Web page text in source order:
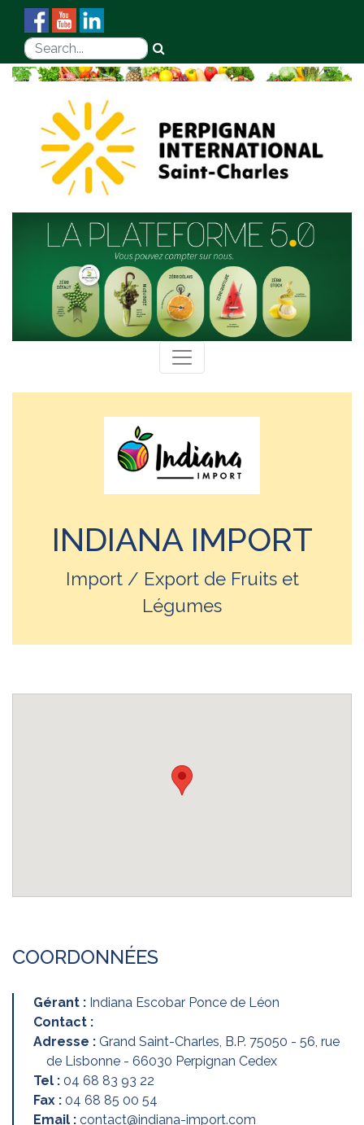
INDIANA IMPORT
Import / Export de Fruits et
Légumes
COORDONNÉES
Gérant : Indiana Escobar Ponce de Léon
Contact :
Adresse : Grand Saint-Charles, B.P. 75050 - 56, rue
de Lisbonne - 66030 Perpignan Cedex
Tel : 04 68 83 93 22
Fax : 04 68 85 00 54
Email : contact@indiana-import.com